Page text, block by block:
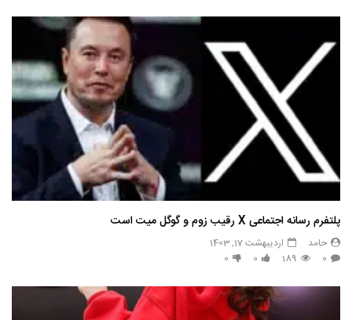
پلتفرم رسانه اجتماعی X رقیب زوم و گوگل میت است
حامد
اردیبهشت 17, 1403
0
189
0
0